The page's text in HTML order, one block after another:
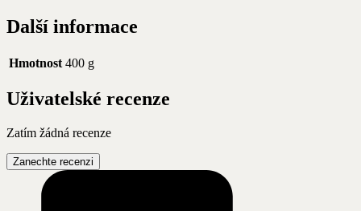
Další informace
Hmotnost 400 g
Uživatelské recenze
Zatím žádná recenze
Zanechte recenzi